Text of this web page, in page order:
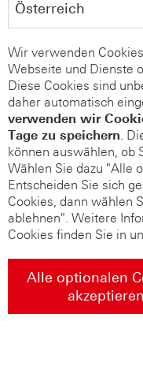
Wir verwenden
Webseite und Dienste
Diese Cookies sind
daher automatisch
verwenden wir
Tage zu speichern.
können auswählen, ob
Wählen Sie dazu "Alle
Entscheiden Sie sich
Cookies, dann wählen
ablehnen". Weitere
Cookies finden Sie in
Alle optionalen
akzeptieren